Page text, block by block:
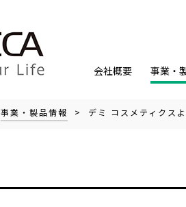
会社概要 事業・
事業・製品情報 > デミ コスメティクスよ